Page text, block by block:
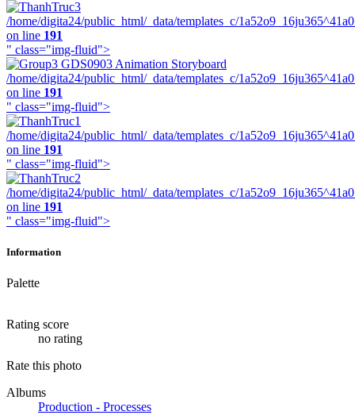
/home/digita24/public_html/_data/templates_c/
on line 191
" class="img-fluid">
/home/digita24/public_html/_data/templates_c/
on line 191
" class="img-fluid">
/home/digita24/public_html/_data/templates_c/
on line 191
" class="img-fluid">
/home/digita24/public_html/_data/templates_c/
on line 191
" class="img-fluid">
Information
Palette
Rating score
no rating
Rate this photo
Albums
Production - Processes